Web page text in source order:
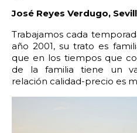
José Reyes Verdugo,
Trabajamos cada
año 2001, su trato es
que en los tiempos que
de la familia tiene un
relación calidad-precio es
Reservar